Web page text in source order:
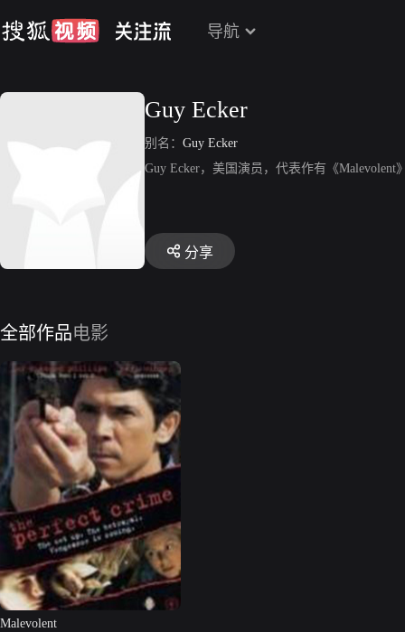
导航
Guy Ecker
别名： Guy Ecker
Guy Ecker，美国演员，代表作有《Malevolent
分享
全部作品电影
Malevolent